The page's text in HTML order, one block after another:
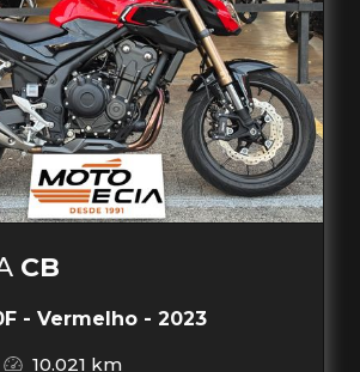
CB
- Vermelho - 2023
10.021 km